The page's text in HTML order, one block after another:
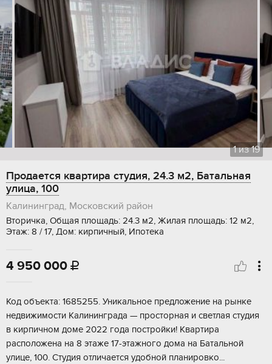
1из19
Продается квартира студия, 24.3 м2, Батальная
улица, 100
Калининград, Московский район
Вторичка, Общая площадь: 24.3 м2, Жилая площадь: 12 м2,
Этаж: 8 / 17, Дом: кирпичный, Ипотека
4 950 000 
Код объекта: 1685255. Уникальное предложение на рынке
недвижимости Калининграда — просторная и светлая студия
в кирпичном доме 2022 года постройки! Квартира
расположена на 8 этаже 17-этажного дома на Батальной
улице, 100. Студия отличается удобной планировко...